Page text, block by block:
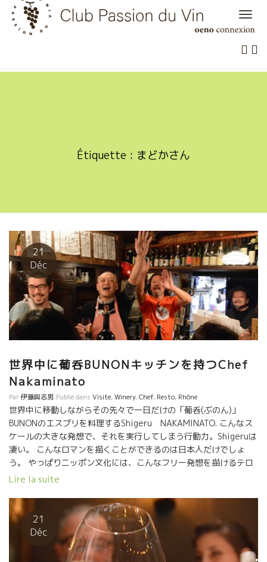
Skip
content
Étiquette : まどかさん
21
Déc
世界中に葡呑BUNONキッチンを持つChef
Nakaminato
Par伊藤與志男 Publié dans Visite,Winery,Chef, Resto, Rhône
世界中に移動しながらその先々で一日だけの「葡呑(ぶのん)」
BUNONのエスプリを料理するShigeru NAKAMINATO. こんなス
ケールの大きな発想で、それを実行してしまう行動力。Shigeruは
凄い。 こんなロマンを描くことができるのは日本人だけでしょ
う。 やっぱりニッポン文化には、こんなフリー発想を描けるテロ
ワールがある。 三ツ星シェフが商売で世界中に店をオープンする
ルネジャン親子とMADOKAとやって来た。 もう超満員！ 建物が
崩れそうな勢いだった。 凄いな、葡呑。 逢いたかった勝山さん、
なんと長崎の大坪さんとも逢えてしまった。 葡呑の中は熱気で
酸素が薄くなっている。時々外で酸素吸入しないと還元しそう。
外では若い世代が巡り逢った。 今の日本には新しい発想で、自然
Lire la suite
21
Déc